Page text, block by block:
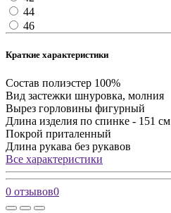
44
46
Краткие характеристики
Состав полиэстер 100%
Вид застежки шнуровка, молния
Вырез горловины фигурный
Длина изделия по спинке - 151 см
Покрой приталенный
Длина рукава без рукавов
Все характеристики
0 отзывов0